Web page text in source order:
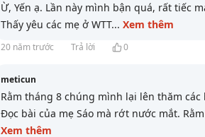
Ừ, Yến ạ. Lần này mình bận quá, rất tiếc
Thấy yêu các mẹ ở WTT... Xem thêm
20 năm trước Trả lời 0
meticun
Rằm tháng 8 chúng mình lại lên thăm các
Đọc bài của mẹ Sáo mà rớt nước mắt.
Xem thêm